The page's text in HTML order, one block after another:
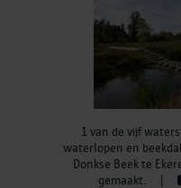
1 van de vijf
waterlopen en
Donkse Beek te
gemaakt.